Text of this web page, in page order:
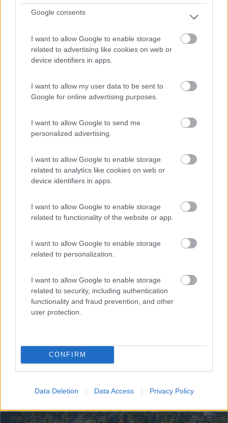
Google consents
I want to allow Google to enable storage
related to advertising like cookies on web or
device identifiers in apps.
I want to allow my user data to be sent to
Google for online advertising purposes.
I want to allow Google to send me
personalized advertising.
I want to allow Google to enable storage
related to analytics like cookies on web or
device identifiers in apps.
I want to allow Google to enable storage
related to functionality of the website or app.
I want to allow Google to enable storage
related to personalization.
I want to allow Google to enable storage
related to security, including authentication
functionality and fraud prevention, and other
user protection.
CONFIRM
Data Deletion Data Access Privacy Policy
Centro Vacanze San Marino
Servizi / Posizione
San Marino (RSM) - 85km